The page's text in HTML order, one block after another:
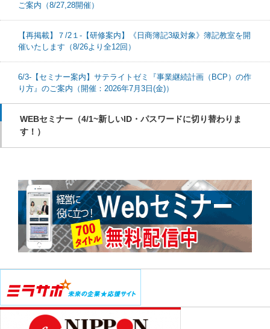
ご案内（8/27,28開催）
【再掲載】７/2１-【研修案内】《日商簿記3級対象》簿記教室を開
催いたします（8/26より全12回）
6/3-【セミナー案内】サテライトゼミ『事業継続計画（BCP）の作
り方』のご案内（開催：2026年7月3日(金)）
WEBセミナー（4/1~新しいID・パスワードに切り替わりま
す！）